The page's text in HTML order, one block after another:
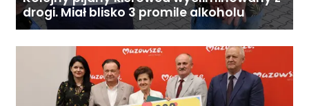
drogi. Miał blisko 3 promile alkoholu